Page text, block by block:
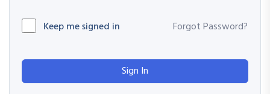
Keep me signed in Forgot Password?
Sign In